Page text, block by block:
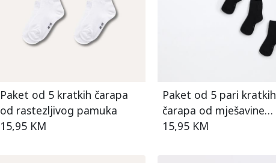
Paket od 5 kratkih čarapa
od rastezljivog pamuka
15,95 KM
Paket od 5 pari kratkih
čarapa od mješavine
pamuka
15,95 KM